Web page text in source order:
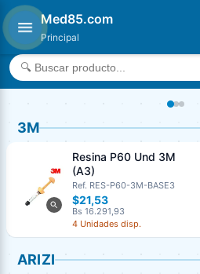
Med85.com
Principal
3M
Resina P60 Und 3M
(A3)
Ref. RES-P60-3M-BASE3
$21,53
Bs 16.291,93
4 Unidades disp.
ARIZI